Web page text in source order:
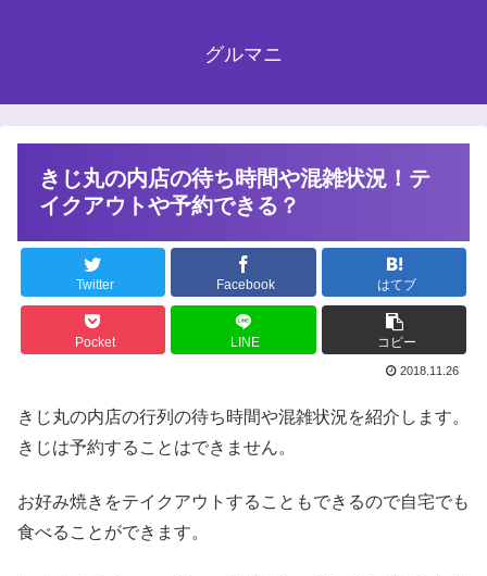
グルマニ
きじ丸の内店の待ち時間や混雑状況！テ
イクアウトや予約できる？
Twitter Facebook はてブ
Pocket LINE コピー
2018.11.26
きじ丸の内店の行列の待ち時間や混雑状況を紹介します。
きじは予約することはできません。
お好み焼きをテイクアウトすることもできるので自宅でも
食べることができます。